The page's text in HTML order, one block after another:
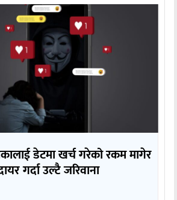
डेटमा खर्च गरेको रकम मागेर
गर्दा उल्टै जरिवाना